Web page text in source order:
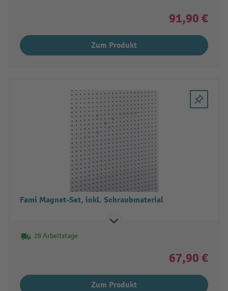
91,90 €
Zum Produkt
Fami Magnet-Set, inkl. Schraubmaterial
28 Arbeitstage
67,90 €
Zum Produkt